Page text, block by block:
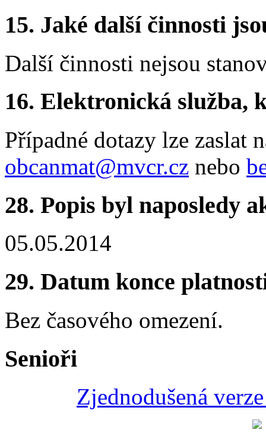
15. Jaké další činnosti
Další činnosti nejsou
16. Elektronická služba,
Případné dotazy lze zaslat
obcanmat@mvcr.cz nebo
28. Popis byl naposledy
05.05.2014
29. Datum konce
Bez časového omezení.
Senioři
Zjednodušená